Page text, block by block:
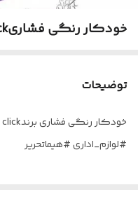
خودکار رنگی فشاریclick
توضیحات
#لوازم_اداری #هیماتحریر